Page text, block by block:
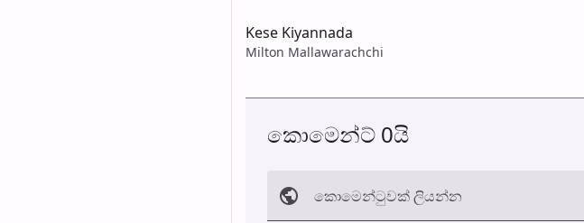
Kese Kiyannada
Milton Mallawarachchi
කොමෙන්ට් 0යි
කොමෙන්ටුව​ක් ලියන්න